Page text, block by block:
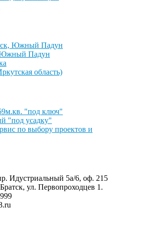
Южный Падун
Южный Падун
область)
"под ключ"
"под усадку"
по выбору проектов и
Идустриальный 5а/6, оф. 215
ул. Первопроходцев 1.